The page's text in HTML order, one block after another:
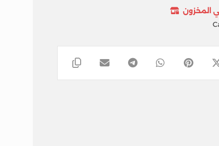
المخزون